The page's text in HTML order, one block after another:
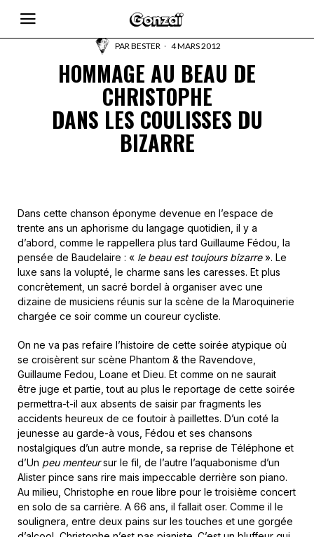
PARBESTER 4 MARS 2012
HOMMAGE AU BEAU DE
CHRISTOPHE
DANS LES COULISSES DU
BIZARRE
Dans cette chanson éponyme devenue en l’espace de
trente ans un aphorisme du langage quotidien, il y a
d’abord, comme le rappellera plus tard Guillaume Fédou, la
pensée de Baudelaire : « le beau est toujours bizarre». Le
luxe sans la volupté, le charme sans les caresses. Et plus
concrètement, un sacré bordel à organiser avec une
dizaine de musiciens réunis sur la scène de la Maroquinerie
chargée ce soir comme un coureur cycliste.
On ne va pas refaire l’histoire de cette soirée atypique où
se croisèrent sur scène Phantom & the Ravendove,
Guillaume Fedou, Loane et Dieu. Et comme on ne saurait
être juge et partie, tout au plus le reportage de cette soirée
permettra-t-il aux absents de saisir par fragments les
accidents heureux de ce foutoir à paillettes. D’un coté la
jeunesse au garde-à vous, Fédou et ses chansons
nostalgiques d’un autre monde, sa reprise de Téléphone et
d’Un peu menteursur le fil, de l’autre l’aquabonisme d’un
Alister pince sans rire mais impeccable derrière son piano.
Au milieu, Christophe en roue libre pour le troisième concert
en solo de sa carrière. A 66 ans, il fallait oser. Comme il le
soulignera, entre deux pains sur les touches et une gorgée